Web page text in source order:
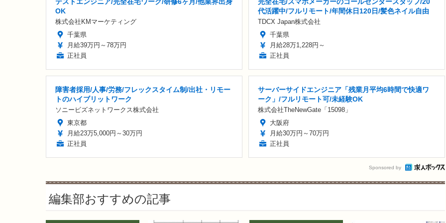
テストエンジニア/完全在宅ワーク/研修6ヶ月/他業界出身
OK
株式会社KMマーケティング
千葉県
月給39万円～78万円
正社員
完全在宅/スマホメーカーのコールセンタースタッフ/20
代活躍中/フルリモート/年間休日120日/髪色ネイル自由
TDCX Japan株式会社
千葉県
月給28万1,228円～
正社員
障害者採用/人事/労務/フレックスタイム制/出社・リモー
トのハイブリットワーク
ソニービズネットワークス株式会社
東京都
月給23万5,000円～30万円
正社員
サーバーサイドエンジニア「残業月平均6時間で快適ワ
ーク」/フルリモート可/未経験OK
株式会社TheNewGate「15098」
大阪府
月給30万円～70万円
正社員
Sponsored by
編集部おすすめの記事